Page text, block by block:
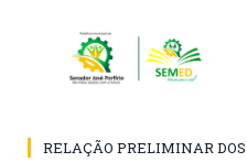
RELAÇÃO PRELIMINAR DOS